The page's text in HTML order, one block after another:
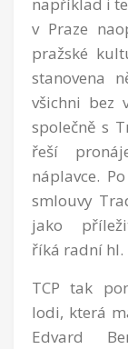
například i
v Praze
pražské
stanovena
všichni bez
společně s
řeší
náplavce.
smlouvy
jako
říká radní hl.
TCP tak
lodi, která
Edvard